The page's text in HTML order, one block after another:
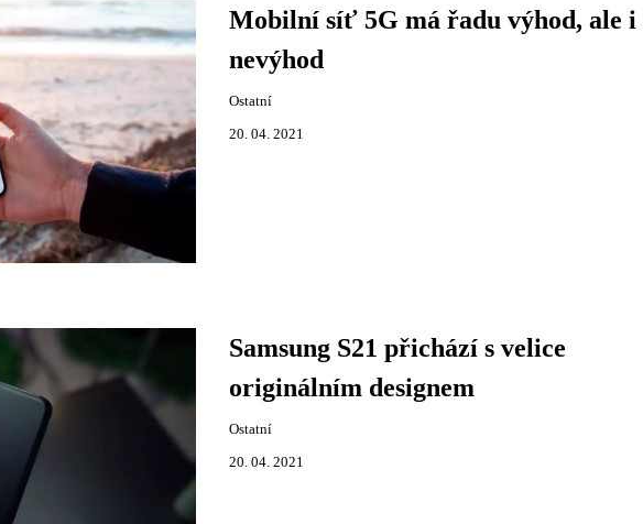
Mobilní síť 5G má řadu výhod, ale i
nevýhod
Ostatní
20. 04. 2021
Samsung S21 přichází s velice
originálním designem
Ostatní
20. 04. 2021